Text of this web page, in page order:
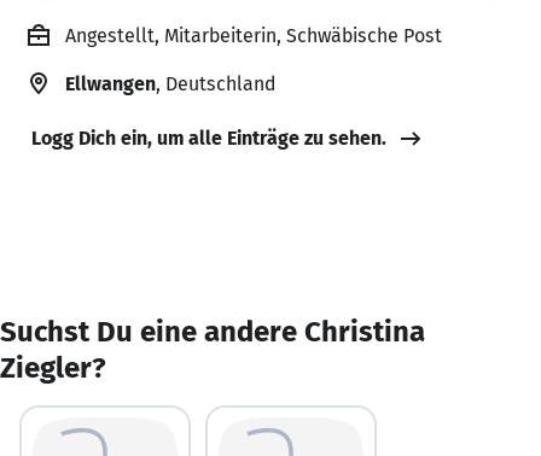
Angestellt, Mitarbeiterin, Schwäbische Post
Ellwangen, Deutschland
Logg Dich ein, um alle Einträge zu sehen.
Suchst Du eine andere Christina
Ziegler?